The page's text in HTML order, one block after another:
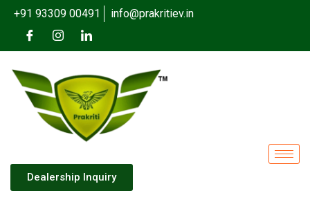
+91 93309 00491 info@prakritiev.in
Dealership Inquiry